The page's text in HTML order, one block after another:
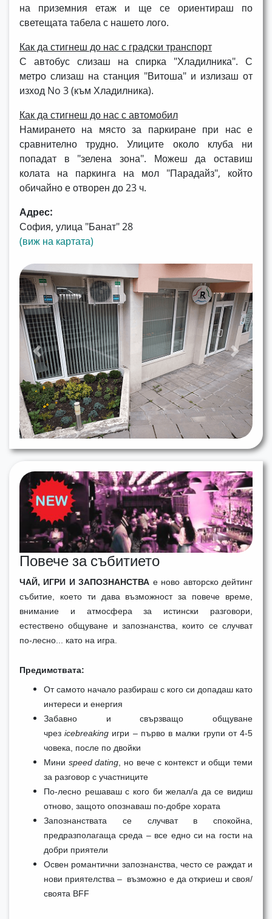
на приземния етаж и ще се ориентираш по
светещата табела с нашето лого.
Как да стигнеш до нас с градски транспорт
С автобус слизаш на спирка "Хладилника". С
метро слизаш на станция "Витоша" и излизаш от
изход No 3 (към Хладилника).
Как да стигнеш до нас с автомобил
Намирането на място за паркиране при нас е
сравнително трудно. Улиците около клуба ни
попадат в "зелена зона". Можеш да оставиш
колата на паркинга на мол "Парадайз", който
обичайно е отворен до 23 ч.
Адрес:
София, улица "Банат" 28
(виж на картата)
Previous Next
Повече за събитието
ЧАЙ, ИГРИ И ЗАПОЗНАНСТВА е ново авторско дейтинг
събитие, което ти дава възможност за повече време,
внимание и атмосфера за истински разговори,
естествено общуване и запознанства, които се случват
по-лесно... като на игра.
Предимствата:
От самото начало разбираш с кого си допадаш като
интереси и енергия
Забавно и свързващо общуване
чрезicebreaking игри – първо в малки групи от 4-5
човека, после по двойки
Мини speed dating , но вече с контекст и общи теми
за разговор с участниците
По-лесно решаваш с кого би желал/а да се видиш
отново, защото опознаваш по-добре хората
Запознанствата се случват в спокойна,
предразполагаща среда – все едно си на гости на
добри приятели
Освен романтични запознанства, често се раждат и
нови приятелства – възможно е да откриеш и своя/
своята BFF